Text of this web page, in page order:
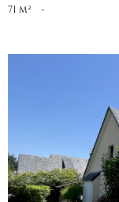
71 m² -